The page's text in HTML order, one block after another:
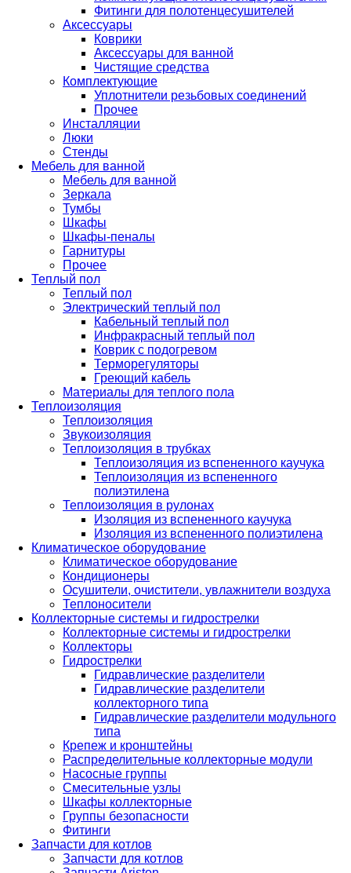
Фитинги для полотенцесушителей
Аксессуары
Коврики
Аксессуары для ванной
Чистящие средства
Комплектующие
Уплотнители резьбовых соединений
Прочее
Инсталляции
Люки
Стенды
Мебель для ванной
Мебель для ванной
Зеркала
Тумбы
Шкафы
Шкафы-пеналы
Гарнитуры
Прочее
Теплый пол
Теплый пол
Электрический теплый пол
Кабельный теплый пол
Инфракрасный теплый пол
Коврик с подогревом
Терморегуляторы
Греющий кабель
Материалы для теплого пола
Теплоизоляция
Теплоизоляция
Звукоизоляция
Теплоизоляция в трубках
Теплоизоляция из вспененного каучука
Теплоизоляция из вспененного
полиэтилена
Теплоизоляция в рулонах
Изоляция из вспененного каучука
Изоляция из вспененного полиэтилена
Климатическое оборудование
Климатическое оборудование
Кондиционеры
Осушители, очистители, увлажнители воздуха
Теплоносители
Коллекторные системы и гидрострелки
Коллекторные системы и гидрострелки
Коллекторы
Гидрострелки
Гидравлические разделители
Гидравлические разделители
коллекторного типа
Гидравлические разделители модульного
типа
Крепеж и кронштейны
Распределительные коллекторные модули
Насосные группы
Смесительные узлы
Шкафы коллекторные
Группы безопасности
Фитинги
Запчасти для котлов
Запчасти для котлов